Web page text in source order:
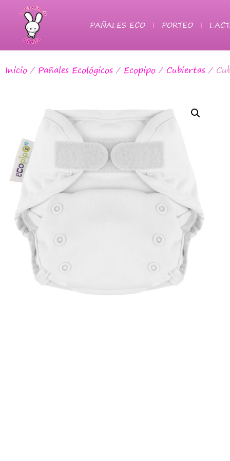
PAÑALES ECO PORTEO
Inicio / Pañales Ecológicos / Ecopipo / Cubiertas /